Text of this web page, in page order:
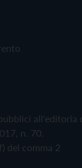
all'editoria
n. 70.
del comma 2